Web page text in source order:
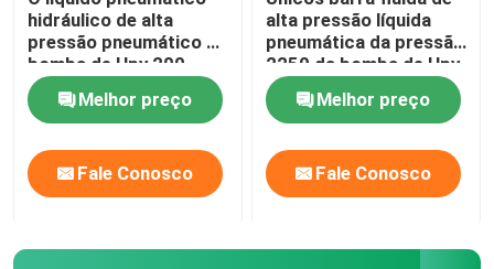
Ferramentas do separador da flange
Componentes hidráulicos
Ferramenta do detector de gás
hidráulico de alta
pressão pneumático da
bomba de Hpv 200
bombeia a barra 1974
Melhor preço
Fale Conosco
alta pressão líquida
pneumática da pressão
2250 da bomba de Hpv
150
Melhor preço
Fale Conosco